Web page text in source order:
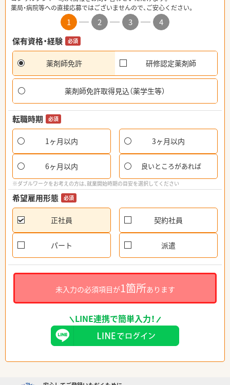
薬局・病院等への直接応募ではございませんので、ご安心ください。
1 2 3
4
保有資格・経験
必須
薬剤師免許 研修認定薬剤師
薬剤師免許取得見込（薬学生等）
転職時期 必須
1ヶ月以内 3ヶ月以内
6ヶ月以内 良いところがあれば
※ダブルワークをお考えの方は、就業開始時期の目安を選択してください
希望雇用形態 必須
正社員 契約社員
パート 派遣
未入力の必須項目が1箇所あります
LINE連携で簡単入力！